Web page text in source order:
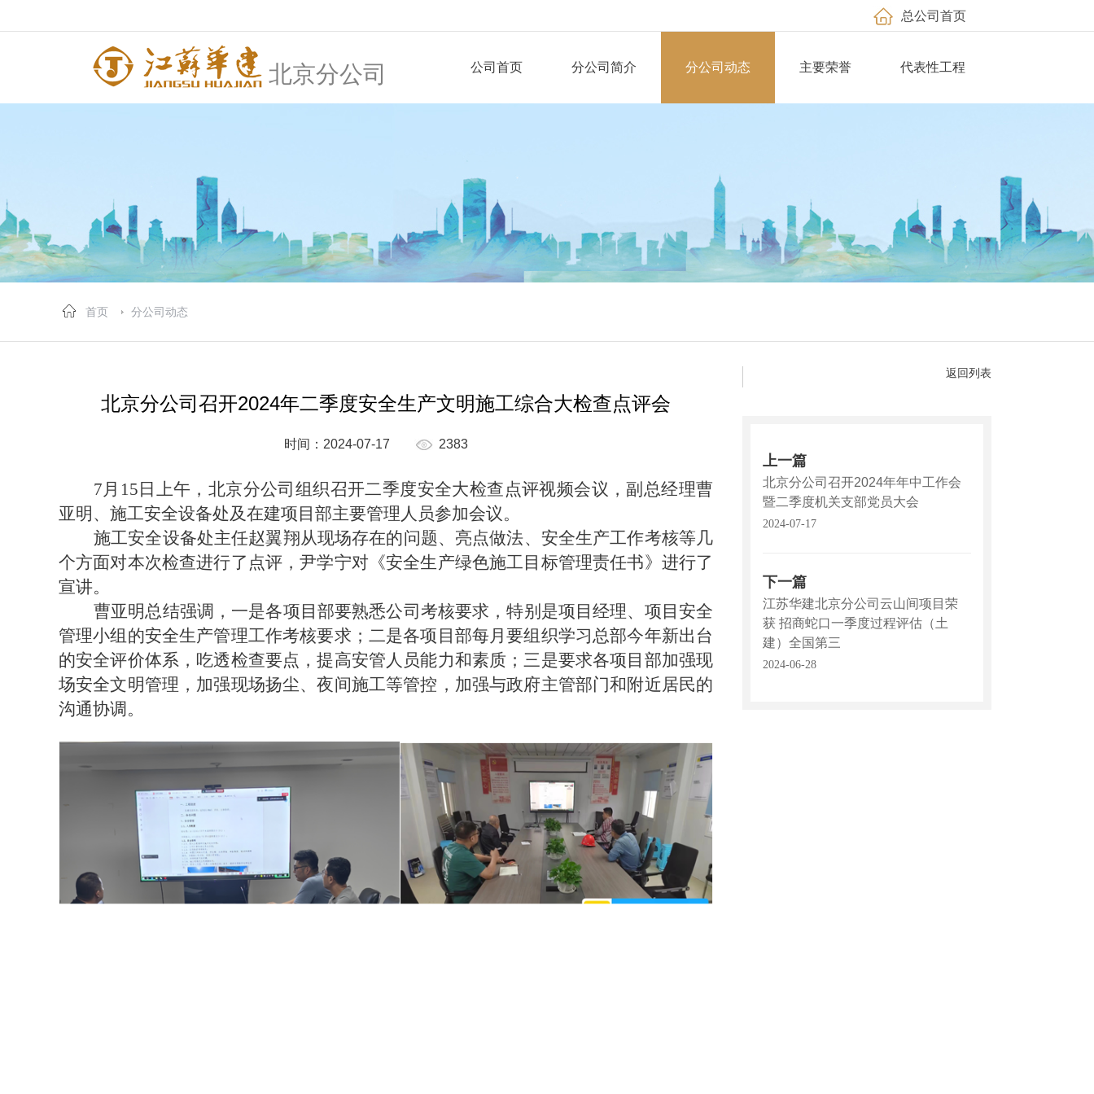
总公司首页
北京分公司 公司首页 分公司简介 分公司动态 主要荣誉 代表性工程
首页 分公司动态
北京分公司召开2024年二季度安全生产文明施工综合大检查点评会
时间：2024-07-17 2383
7月15日上午，北京分公司组织召开二季度安全大检查点评视频会议，副总经理曹
亚明、施工安全设备处及在建项目部主要管理人员参加会议。
施工安全设备处主任赵翼翔从现场存在的问题、亮点做法、安全生产工作考核等几
个方面对本次检查进行了点评，尹学宁对《安全生产绿色施工目标管理责任书》进行了
宣讲。
曹亚明总结强调，一是各项目部要熟悉公司考核要求，特别是项目经理、项目安全
管理小组的安全生产管理工作考核要求；二是各项目部每月要组织学习总部今年新出台
的安全评价体系，吃透检查要点，提高安管人员能力和素质；三是要求各项目部加强现
场安全文明管理，加强现场扬尘、夜间施工等管控，加强与政府主管部门和附近居民的
沟通协调。
返回列表
上一篇
北京分公司召开2024年年中工作会
暨二季度机关支部党员大会
2024-07-17
下一篇
江苏华建北京分公司云山间项目荣
获 招商蛇口一季度过程评估（土
建）全国第三
2024-06-28